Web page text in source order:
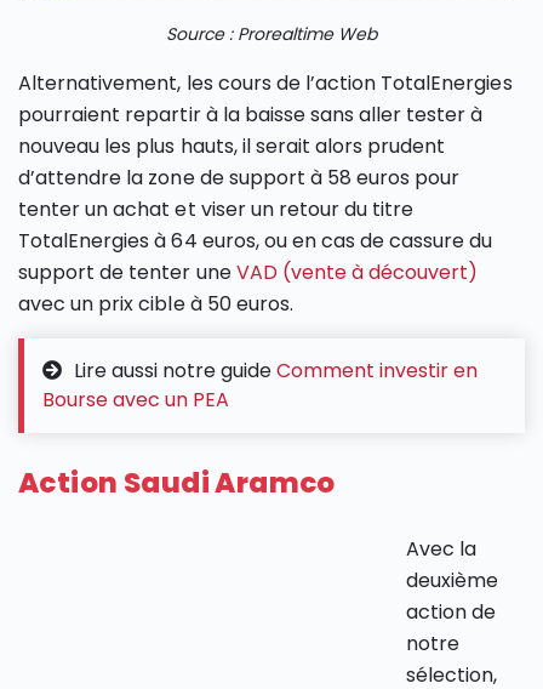
Source : Prorealtime Web
Alternativement, les cours de l’action TotalEnergies
pourraient repartir à la baisse sans aller tester à
nouveau les plus hauts, il serait alors prudent
d’attendre la zone de support à 58 euros pour
tenter un achat et viser un retour du titre
TotalEnergies à 64 euros, ou en cas de cassure du
support de tenter uneVAD (vente à découvert)
avec un prix cible à 50 euros.
Lire aussi notre guideComment investir en
Bourse avec un PEA
Action Saudi Aramco
Avec la
deuxième
action de
notre
sélection,